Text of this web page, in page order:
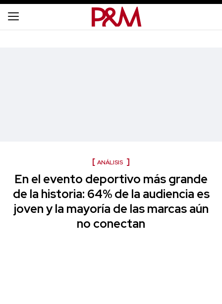
ANÁLISIS
En el evento deportivo más grande
de la historia: 64% de la audiencia es
joven y la mayoría de las marcas aún
no conectan